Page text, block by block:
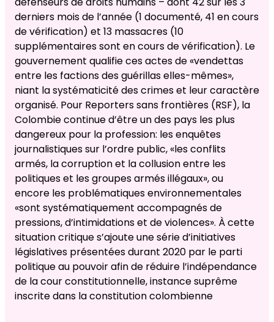
derniers mois de l’année (1 documenté, 41 en cours
de vérification) et 13 massacres (10
supplémentaires sont en cours de vérification). Le
gouvernement qualifie ces actes de «vendettas
entre les factions des guérillas elles-mêmes»,
niant la systématicité des crimes et leur caractère
organisé. Pour Reporters sans frontières (RSF), la
Colombie continue d’être un des pays les plus
dangereux pour la profession: les enquêtes
journalistiques sur l’ordre public, «les conflits
armés, la corruption et la collusion entre les
politiques et les groupes armés illégaux», ou
encore les problématiques environnementales
«sont systématiquement accompagnés de
pressions, d’intimidations et de violences». À cette
situation critique s’ajoute une série d’initiatives
législatives présentées durant 2020 par le parti
politique au pouvoir afin de réduire l’indépendance
de la cour constitutionnelle, instance suprême
inscrite dans la constitution colombienne